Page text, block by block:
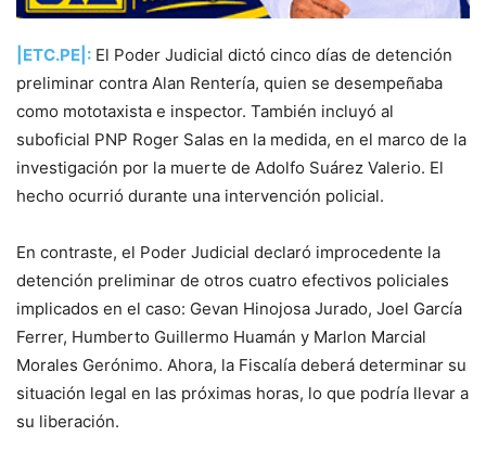
|ETC.PE|: El Poder Judicial dictó cinco días de detención
preliminar contra Alan Rentería, quien se desempeñaba
como mototaxista e inspector. También incluyó al
suboficial PNP Roger Salas en la medida, en el marco de la
investigación por la muerte de Adolfo Suárez Valerio. El
hecho ocurrió durante una intervención policial.
En contraste, el Poder Judicial declaró improcedente la
detención preliminar de otros cuatro efectivos policiales
implicados en el caso: Gevan Hinojosa Jurado, Joel García
Ferrer, Humberto Guillermo Huamán y Marlon Marcial
Morales Gerónimo. Ahora, la Fiscalía deberá determinar su
situación legal en las próximas horas, lo que podría llevar a
su liberación.